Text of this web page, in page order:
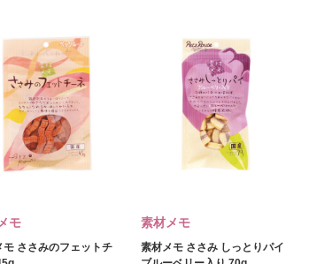
モ
モ ささみのフェットチ
素材メモ
素材メモ ささみ しっとりパイ